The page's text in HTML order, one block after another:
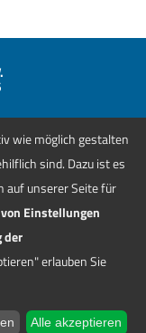
»
wie möglich gestalten
sind. Dazu ist es
auf unserer Seite für
Einstellungen
der
erlauben Sie
Alle akzeptieren